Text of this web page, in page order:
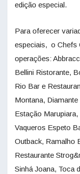
edição especial.
Para oferecer
especiais, o Chefs
operações:
Bellini Ristorante,
Rio Bar e
Montana,
Estação
Vaqueros Espeto
Outback, Ramalho
Restaurante
Sinhá Joana, Toca